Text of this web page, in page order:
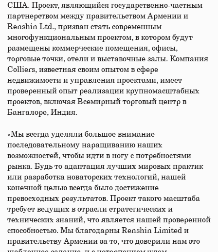
США. Проект, являющийся государственно-частным
партнерством между правительством Армении и
Renshin Ltd., призван стать современным
многофункциональным проектом, в котором будут
размещены коммерческие помещения, офисы,
торговые точки, отели и выставочные залы. Компания
Colliers, известная своим опытом в сфере
недвижимости и управления проектами, имеет
проверенный опыт реализации крупномасштабных
проектов, включая Всемирный торговый центр в
Бангалоре, Индия.
«Мы всегда уделяли большое внимание
последовательному наращиванию наших
возможностей, чтобы идти в ногу с потребностями
рынка. Будь то адаптация лучших мировых практик
или разработка новаторских технологий, нашей
конечной целью всегда было достижение
превосходных результатов. Проект такого масштаба
требует ведущих в отрасли стратегических и
технических знаний, что является нашей проверенной
способностью. Мы благодарны Renshin Limited и
правительству Армении за то, что доверили нам это